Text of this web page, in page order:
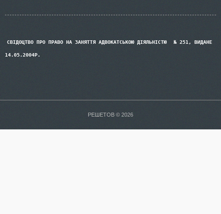
СВІДОЦТВО ПРО ПРАВО НА ЗАНЯТТЯ АДВОКАТСЬКОЮ ДІЯЛЬНІСТЮ № 251, ВИДАНЕ
14.05.2004Р.
РЕШЕТОВ © 2026